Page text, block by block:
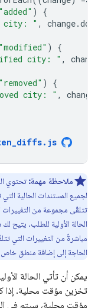
"added" )
{
city: " , change.doc
"modified" )
{
city: " , change
"removed" )
{
city: " , change
. js
ملاحظة مهمة: تحتوي
لجميع المستندات الحالية
تتلقّى مجموعة من
الحالة الأولية للطلب. يتيح
مباشرةً من التغييرات التي
الحاجة إلى إضافة منطق خاص
يمكن أن تأتي الحالة
تخزين مؤقت محلية. إذا
مؤقت محلية، سيتم في